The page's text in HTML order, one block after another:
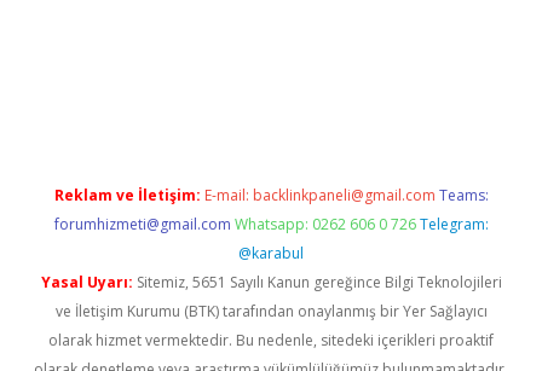
Reklam ve İletişim: E-mail: backlinkpaneli@gmail.com Teams:
forumhizmeti@gmail.com Whatsapp: 0262 606 0 726 Telegram:
@karabul
Yasal Uyarı: Sitemiz, 5651 Sayılı Kanun gereğince Bilgi Teknolojileri
ve İletişim Kurumu (BTK) tarafından onaylanmış bir Yer Sağlayıcı
olarak hizmet vermektedir. Bu nedenle, sitedeki içerikleri proaktif